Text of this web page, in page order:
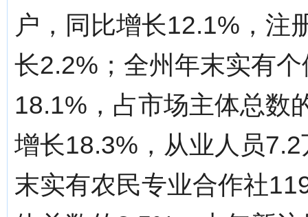
户，同比增长12.1%，注
长2.2%；全州年末实有
18.1%，占市场主体总数
增长18.3%，从业人员
末实有农民专业合作社